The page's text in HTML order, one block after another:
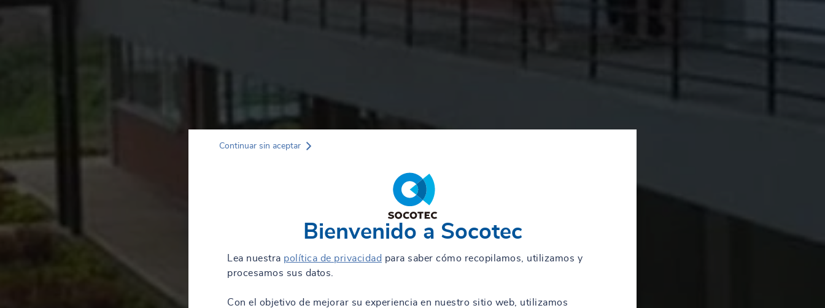
Bienvenido a Socotec
Lea nuestra política de privacidad para saber cómo recopilamos, utilizamos y
procesamos sus datos.
Con el objetivo de mejorar su experiencia en nuestro sitio web, utilizamos
Continuar sin aceptar